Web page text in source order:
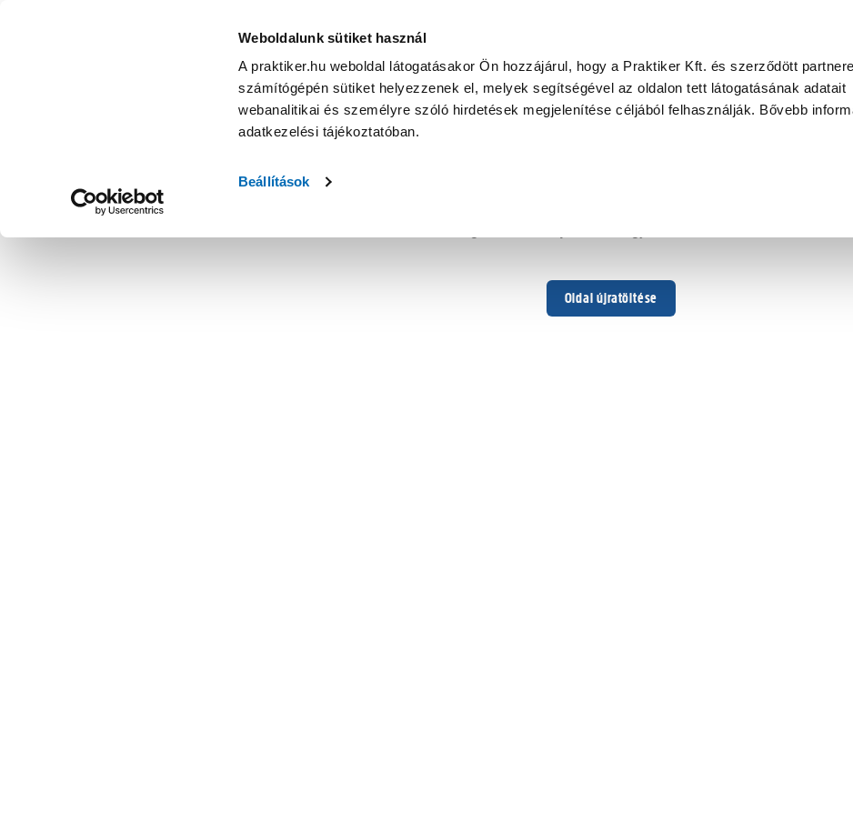
Weboldalunk sütiket használ
A praktiker.hu weboldal látogatásakor Ön hozzájárul, hogy a Praktiker Kft. és szerződött
számítógépén sütiket helyezzenek el, melyek segítségével az oldalon tett látogatásának adatait
webanalitikai és személyre szóló hirdetések megjelenítése céljából felhasználják. Bővebb
adatkezelési tájékoztatóban.
Beállítások
Oldal újratöltése